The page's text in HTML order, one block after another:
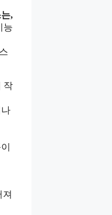
,
능
작